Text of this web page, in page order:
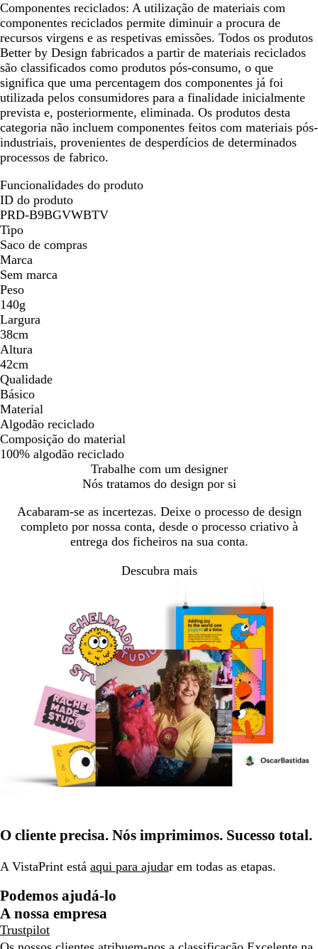
Componentes reciclados: A utilização de materiais com
componentes reciclados permite diminuir a procura de
recursos virgens e as respetivas emissões. Todos os produtos
Better by Design fabricados a partir de materiais reciclados
são classificados como produtos pós-consumo, o que
significa que uma percentagem dos componentes já foi
utilizada pelos consumidores para a finalidade inicialmente
prevista e, posteriormente, eliminada. Os produtos desta
categoria não incluem componentes feitos com materiais pós-
industriais, provenientes de desperdícios de determinados
processos de fabrico.
Funcionalidades do produto
ID do produto
PRD-B9BGVWBTV
Tipo
Saco de compras
Marca
Sem marca
Peso
140g
Largura
38cm
Altura
42cm
Qualidade
Básico
Material
Algodão reciclado
Composição do material
100% algodão reciclado
Trabalhe com um designer
Nós tratamos do design por si
Acabaram-se as incertezas. Deixe o processo de design
completo por nossa conta, desde o processo criativo à
entrega dos ficheiros na sua conta.
Descubra mais
O cliente precisa. Nós imprimimos. Sucesso total.
A VistaPrint está aqui para ajudar em todas as etapas.
Podemos ajudá-lo
A nossa empresa
Trustpilot